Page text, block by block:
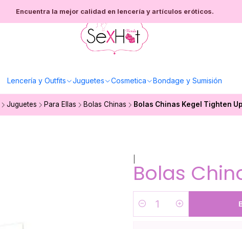
Lencería y Outfits Juguetes Cosmetica Bondage y Sumisión
Encuentra la mejor calidad en lencería y artículos eróticos.
Juguetes Para Ellas Bolas Chinas Bolas Chinas Kegel Tighten Up
Bolas
Cantidad